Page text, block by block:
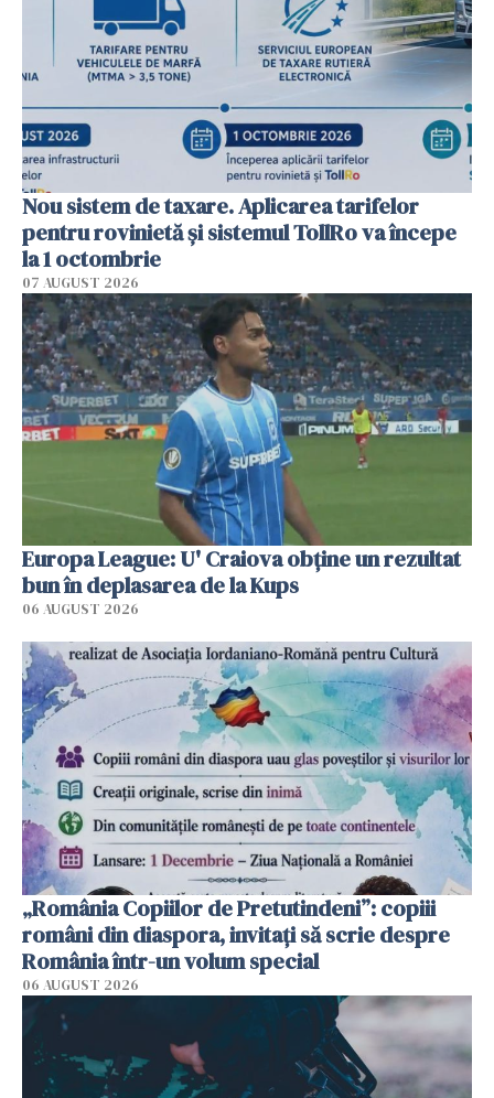
Nou sistem de taxare. Aplicarea tarifelor
pentru rovinietă şi sistemul TollRo va începe
la 1 octombrie
07 AUGUST 2026
Europa League: U' Craiova obține un rezultat
bun în deplasarea de la Kups
06 AUGUST 2026
„România Copiilor de Pretutindeni”: copiii
români din diaspora, invitați să scrie despre
România într-un volum special
06 AUGUST 2026